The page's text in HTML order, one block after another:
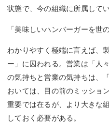
状態で、今の組織に所属して
「美味しいハンバーガーを世
わかりやすく極端に言えば、
ー」に囚われる。営業は「人
の気持ちと営業の気持ちは、
おいては、目の前のミッショ
重要では在るが、より大きな
しておく必要がある。